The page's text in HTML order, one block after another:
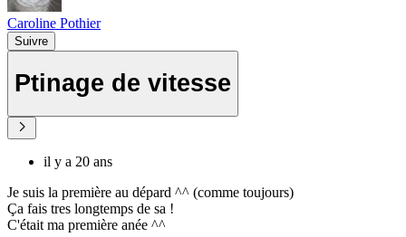
Caroline Pothier
Suivre
Ptinage de vitesse
il y a 20 ans
Je suis la première au dépard ^^ (comme toujours)
Ça fais tres longtemps de sa !
C'était ma première anée ^^